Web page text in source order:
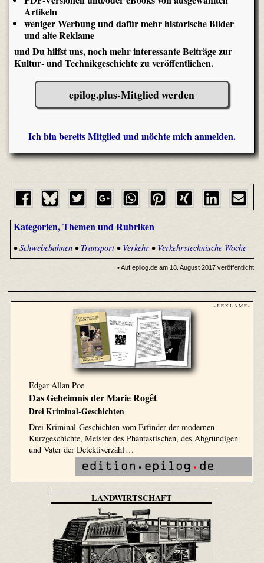
Artikeln
weniger Werbung und dafür mehr historische Bilder
und alte Reklame
und Du hilfst uns, noch mehr interessante Beiträge zur
Kultur- und Technikgeschichte zu veröffentlichen.
epilog.plus-Mitglied werden
Ich bin bereits Mitglied und möchte mich anmelden.
Kategorien, Themen und Rubriken
•Schwebebahnen• Transport• Verkehr• Verkehrstechnische Woche
• Auf epilog.de am 18. August 2017 veröffentlicht
- R E K L A M E -
Edgar Allan Poe
Das Geheimnis der Marie Rogêt
Drei Kriminal-Geschichten
Drei Kriminal-Geschichten vom Erfinder der modernen
Kurzgeschichte, Meister des Phantastischen, des Abgründigen
und Vater der Detektiverzähl …
LANDWIRTSCHAFT